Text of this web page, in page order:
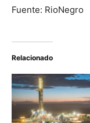
Fuente: RioNegro
Relacionado